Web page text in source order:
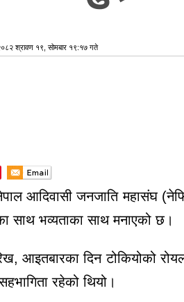
श्रावण १९, सोमबार १९:१७ गते
आदिवासी जनजाति महासंघ
साथ भव्यताका साथ मनाएको छ।
आइतबारका दिन टोकियोको
रहेको थियो।